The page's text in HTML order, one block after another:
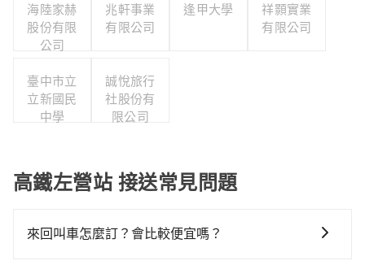
海陸家赫
股份有限
公司
兆軒事業
有限公司
逢甲大學
祥顥實業
有限公司
臺中市立
立新國民
中學
誠悅旅行
社股份有
限公司
高鐵左營站 接送常見問題
來回叫車怎麼訂？會比較便宜嗎？